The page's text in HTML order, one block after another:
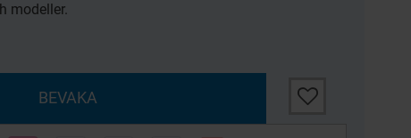
modeller.
Lägg till i
BEVAKA